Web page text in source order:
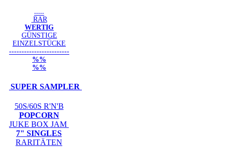
-----
RAR
WERTIG
GÜNSTIGE
EINZELSTÜCKE
------------------------
%%
%%
SUPER SAMPLER
50S/60S R'N'B
POPCORN
JUKE BOX JAM
7" SINGLES
RARITÄTEN